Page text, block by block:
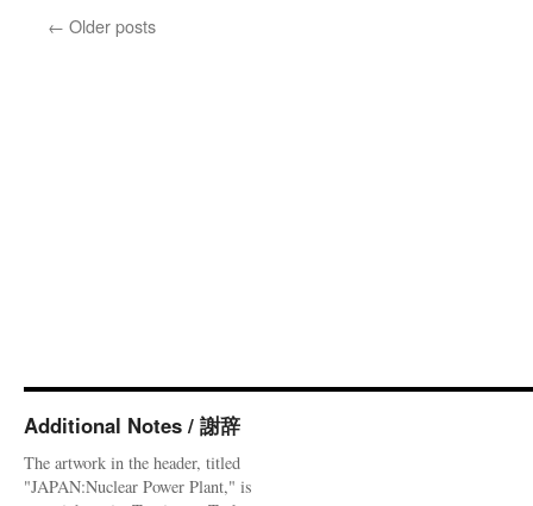
← Older posts
Additional Notes / 謝辞
The artwork in the header, titled
"JAPAN:Nuclear Power Plant," is